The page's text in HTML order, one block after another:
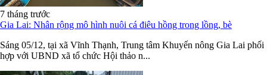
7 tháng trước
Gia Lai: Nhân rộng mô hình nuôi cá điêu hồng trong lồng, bè
Sáng 05/12, tại xã Vĩnh Thạnh, Trung tâm Khuyến nông Gia Lai phối
hợp với UBND xã tổ chức Hội thảo n...